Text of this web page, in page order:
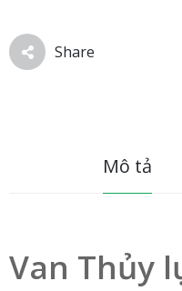
Share
Mô tả
Van Thủy